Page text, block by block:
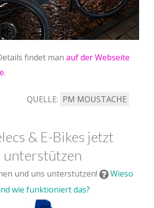
findet man auf der Webseite
.
QUELLE: PM MOUSTACHE
& E-Bikes jetzt
unterstützen
und uns unterstützen!
Wieso
wie funktioniert das?